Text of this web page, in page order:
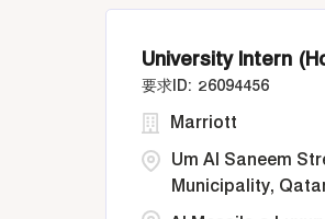
University Intern
26094456
Um Al Saneem
Municipality,
Marriott